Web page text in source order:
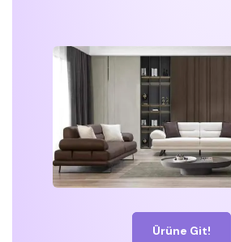
Ürüne Git!